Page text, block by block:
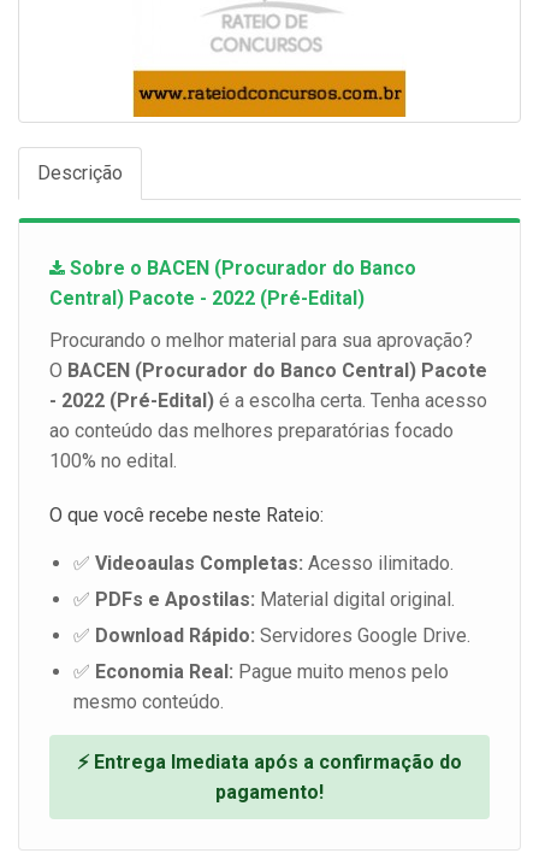
Descrição
Sobre o BACEN (Procurador do Banco
Central) Pacote - 2022 (Pré-Edital)
Procurando o melhor material para sua aprovação?
O BACEN (Procurador do Banco Central) Pacote
- 2022 (Pré-Edital) é a escolha certa. Tenha acesso
ao conteúdo das melhores preparatórias focado
100% no edital.
O que você recebe neste Rateio:
✅ Videoaulas Completas: Acesso ilimitado.
✅ PDFs e Apostilas: Material digital original.
✅ Download Rápido: Servidores Google Drive.
✅ Economia Real: Pague muito menos pelo
mesmo conteúdo.
⚡ Entrega Imediata após a confirmação do
pagamento!